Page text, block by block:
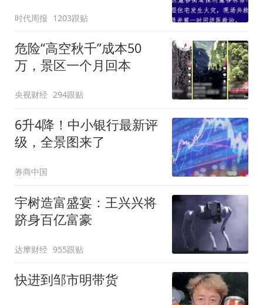
时代周报 1203跟贴
危险“高空秋千”成本50
万，景区一个月回本
央视财经 294跟贴
6升4降！中小银行最新评
级，全景图来了
券商中国
宇树造富盛宴：王兴兴将
跻身百亿富豪
达摩财经 955跟贴
快进到邹市明带货